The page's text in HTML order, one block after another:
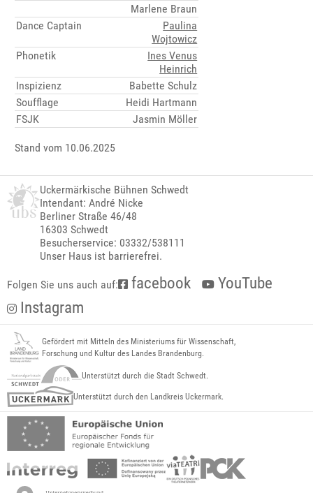
Marlene Braun
Dance Captain
Paulina
Wojtowicz
Phonetik
Ines Venus
Heinrich
Inspizienz
Babette Schulz
Soufflage
Heidi Hartmann
FSJK
Jasmin Möller
Stand vom 10.06.2025
Uckermärkische Bühnen Schwedt
Intendant: André Nicke
Berliner Straße 46/48
16303 Schwedt
Besucherservice: 03332/538111
Unser Haus ist barrierefrei.
Folgen Sie uns auch auf: facebook
YouTube
Instagram
Gefördert mit Mitteln des Ministeriums für Wissenschaft,
Forschung und Kultur des Landes Brandenburg.
Unterstützt durch die Stadt Schwedt.
Unterstützt durch den Landkreis Uckermark.